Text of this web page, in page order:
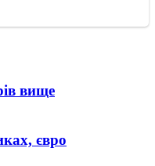
вище
євро